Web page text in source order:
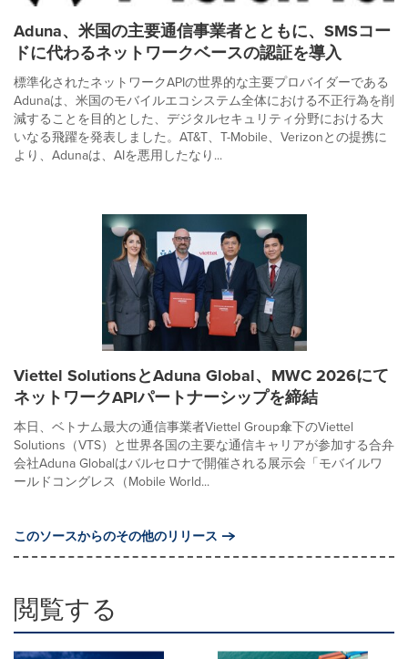
Aduna、米国の主要通信事業者とともに、SMSコー
ドに代わるネットワークベースの認証を導入
標準化されたネットワークAPIの世界的な主要プロバイダーである
Adunaは、米国のモバイルエコシステム全体における不正行為を削
減することを目的とした、デジタルセキュリティ分野における大
いなる飛躍を発表しました。AT&T、T-Mobile、Verizonとの提携に
より、Adunaは、AIを悪用したなり...
Viettel SolutionsとAduna Global、MWC 2026にて
ネットワークAPIパートナーシップを締結
本日、ベトナム最大の通信事業者Viettel Group傘下のViettel
Solutions（VTS）と世界各国の主要な通信キャリアが参加する合弁
会社Aduna Globalはバルセロナで開催される展示会「モバイルワ
ールドコングレス（Mobile World...
このソースからのその他のリリース
閲覧する